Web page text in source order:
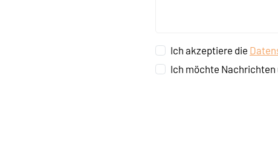
Ich akzeptiere die
Ich möchte Nachrichten